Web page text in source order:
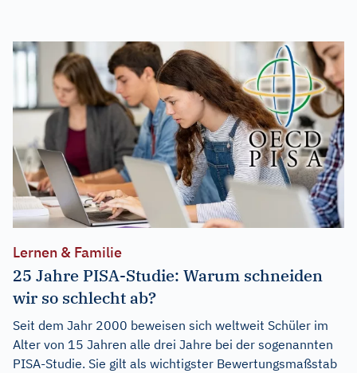
Lernen & Familie
25 Jahre PISA-Studie: Warum schneiden
wir so schlecht ab?
Seit dem Jahr 2000 beweisen sich weltweit Schüler im
Alter von 15 Jahren alle drei Jahre bei der sogenannten
PISA-Studie. Sie gilt als wichtigster Bewertungsmaßstab